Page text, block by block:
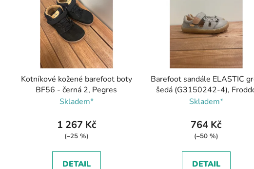
Kotníkové kožené barefoot boty
BF56 - černá 2, Pegres
Skladem*
1 267 Kč
(–25 %)
DETAIL
Barefoot sandále ELASTIC
šedá (G3150242-4),
Skladem*
764 Kč
(–50 %)
DETAIL